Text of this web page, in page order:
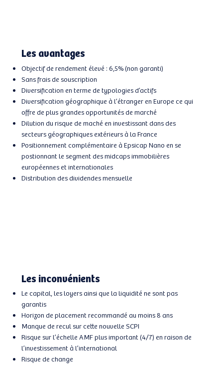
Les avantages
Objectif de rendement élevé : 6,5% (non garanti)
Sans frais de souscription
Diversification en terme de typologies d’actifs
Diversification géographique à l’étranger en Europe ce qui
offre de plus grandes opportunités de marché
Dilution du risque de maché en investissant dans des
secteurs géographiques extérieurs à la France
Positionnement complémentaire à Epsicap Nano en se
postionnant le segment des midcaps immobilières
européennes et internationales
Distribution des dividendes mensuelle
Les inconvénients
Le capital, les loyers ainsi que la liquidité ne sont pas
garantis
Horizon de placement recommandé au moins 8 ans
Manque de recul sur cette nouvelle SCPI
Risque sur l’échelle AMF plus important (4/7) en raison de
l’investissement à l’international
Risque de change